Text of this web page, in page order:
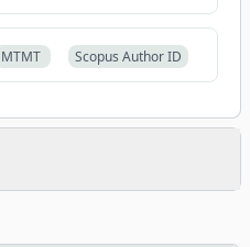
MTMT Scopus Author ID